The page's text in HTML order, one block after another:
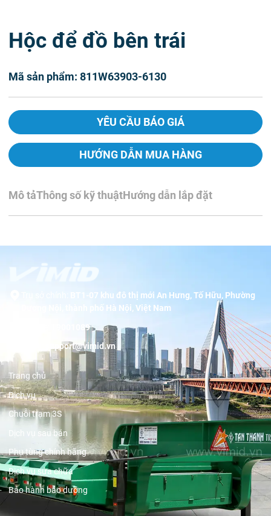
Hộc để đồ bên trái
Mã sản phẩm: 811W63903-6130
YÊU CẦU BÁO GIÁ
HƯỚNG DẪN MUA HÀNG
Mô tảThông số kỹ thuậtHướng dẫn lắp đặt
BT1-07 khu đô thị mới An Hưng, Tố Hữu, Phường
Dương Nội, thành phố Hà Nội, Việt Nam
19001089
support@vimid.vn
Trang chủ
Dịch vụ
Chuỗi trạm 3S
Dịch vụ sau bán
Phụ tùng chính hãng
Dịch vụ sửa chữa
Bảo hành bảo dưỡng